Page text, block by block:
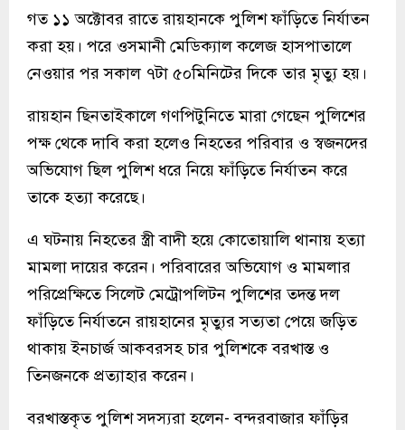
গত ১১ অক্টোবর রাতে রায়হানকে পুলিশ ফাঁড়িতে নির্যাতন
করা হয়। পরে ওসমানী মেডিক্যাল কলেজ হাসপাতালে
নেওয়ার পর সকাল ৭টা ৫০মিনিটের দিকে তার মৃত্যু হয়।
রায়হান ছিনতাইকালে গণপিটুনিতে মারা গেছেন পুলিশের
পক্ষ থেকে দাবি করা হলেও নিহতের পরিবার ও স্বজনদের
অভিযোগ ছিল পুলিশ ধরে নিয়ে ফাঁড়িতে নির্যাতন করে
তাকে হত্যা করেছে।
এ ঘটনায় নিহতের স্ত্রী বাদী হয়ে কোতোয়ালি থানায় হত্যা
মামলা দায়ের করেন। পরিবারের অভিযোগ ও মামলার
পরিপ্রেক্ষিতে সিলেট মেট্রোপলিটন পুলিশের তদন্ত দল
ফাঁড়িতে নির্যাতনে রায়হানের মৃত্যুর সত্যতা পেয়ে জড়িত
থাকায় ইনচার্জ আকবরসহ চার পুলিশকে বরখাস্ত ও
তিনজনকে প্রত্যাহার করেন।
বরখাস্তকৃত পুলিশ সদস্যরা হলেন- বন্দরবাজার ফাঁড়ির